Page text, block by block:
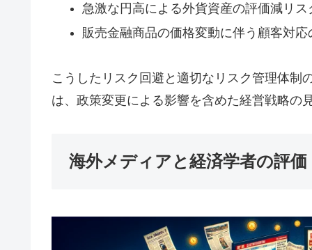
急激な円高による外貨資産の評価減リス
販売金融商品の価格変動に伴う顧客対応
こうしたリスク回避と適切なリスク管理体制
は、政策変更による影響を含めた経営戦略の
海外メディアと経済学者の評価